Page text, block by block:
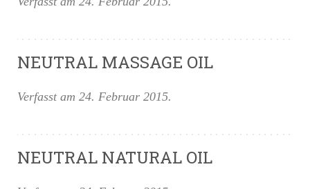
NEUTRAL MASSAGE OIL
Verfasst am 24. Februar 2015.
NEUTRAL NATURAL OIL